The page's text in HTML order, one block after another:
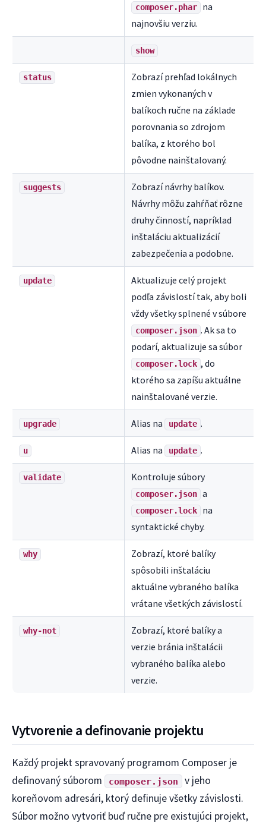
composer.phar
na
najnovšiu verziu.
show
status
Zobrazí prehľad lokálnych
zmien vykonaných v
balíkoch ručne na základe
porovnania so zdrojom
balíka, z ktorého bol
pôvodne nainštalovaný.
suggests
Zobrazí návrhy balíkov.
Návrhy môžu zahŕňať rôzne
druhy činností, napríklad
inštaláciu aktualizácií
zabezpečenia a podobne.
update
Aktualizuje celý projekt
podľa závislostí tak, aby boli
vždy všetky splnené v súbore
composer.json . Ak sa to
podarí, aktualizuje sa súbor
composer.lock , do
ktorého sa zapíšu aktuálne
nainštalované verzie.
upgrade Alias na update .
u Alias na update .
validate Kontroluje súbory
composer.json a
composer.lock
na
syntaktické chyby.
why
Zobrazí, ktoré balíky
spôsobili inštaláciu
aktuálne vybraného balíka
vrátane všetkých závislostí.
why-not
Zobrazí, ktoré balíky a
verzie bránia inštalácii
vybraného balíka alebo
verzie.
Vytvorenie a definovanie projektu
Každý projekt spravovaný programom Composer je
definovaný súborom
composer.json
v jeho
koreňovom adresári, ktorý definuje všetky závislosti.
Súbor možno vytvoriť buď ručne pre existujúci projekt,